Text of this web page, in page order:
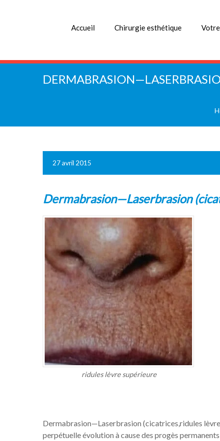
Accueil Chirurgie esthétique
27 avril 2015
Dermabrasion—Laserbrasion
ridules lèvre supérieure
Dermabrasion—Laserbrasion (cicatrices,ridules
perpétuelle évolution à cause des progès